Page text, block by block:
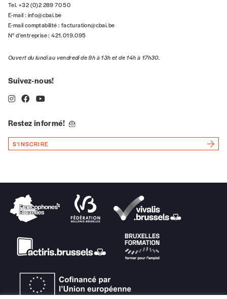
Je commande au numéro
Édition papier (livraison en Belgique
Quantité
AJOUTER
Offre découverte
Vous souhaitez découvrir
offrons les deux derniers numéros publiés.
Tel. +32 (0)2 289 70 50
E-mail : info@cbai.be
E-mail comptabilité : facturation@cbai.be
N° d’entreprise : 421.019.095
Ouvert du lundi au vendredi de 9h à 13h et de 14h à 17h30.
Suivez-nous!
Restez informé!
S'INSCRIRE